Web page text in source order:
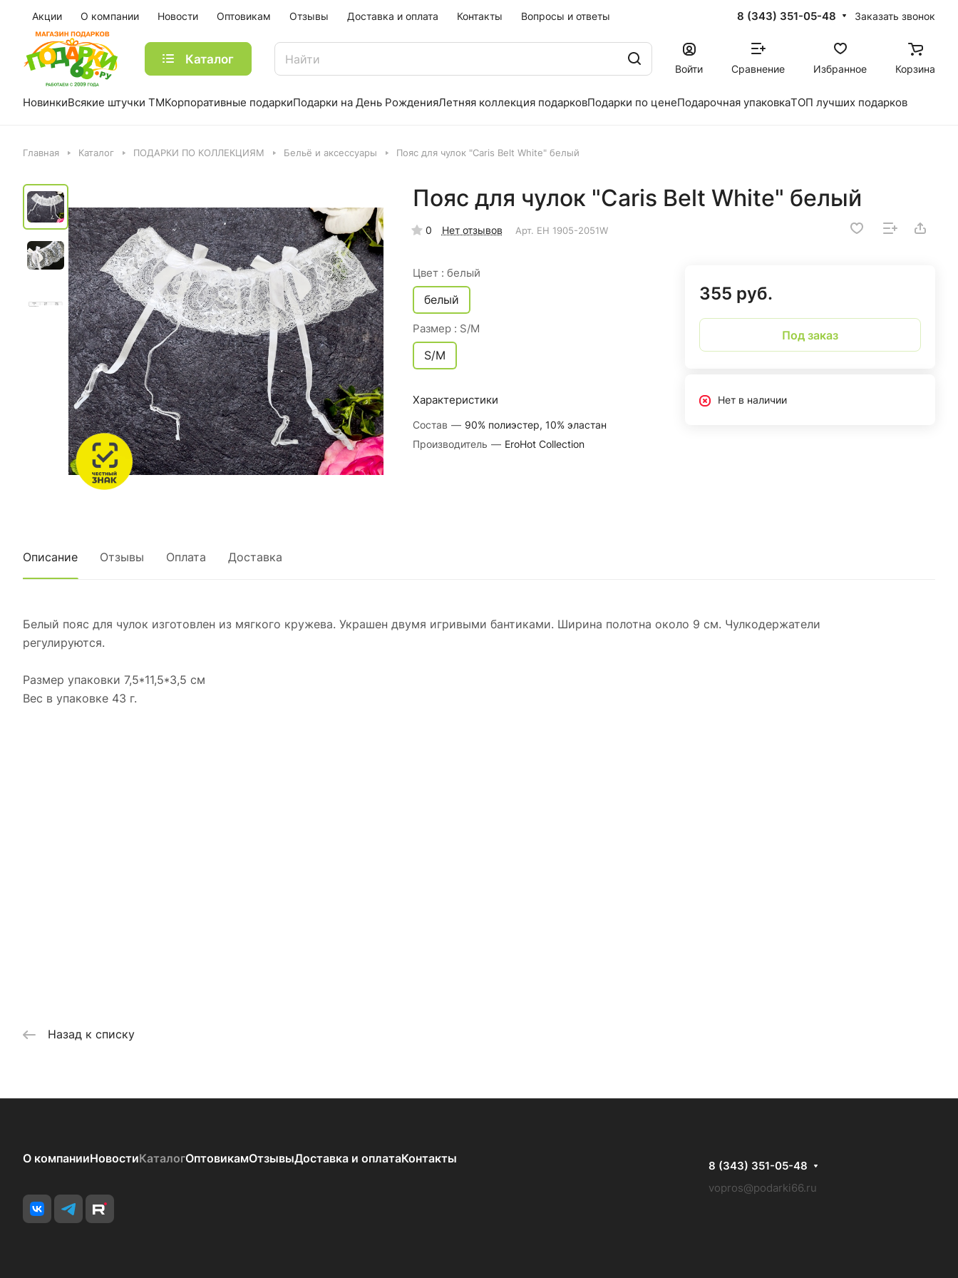
Акции О компании Новости Оптовикам Отзывы Доставка и оплата Контакты Вопросы и ответы 8 (343) 351-05-48 Заказать звонок
Каталог
Войти Сравнение Избранное Корзина
НовинкиВсякие штучки ТМКорпоративные подаркиПодарки на День РожденияЛетняя коллекция подарковПодарки по ценеПодарочная упаковкаТОП лучших подарков
Главная Каталог ПОДАРКИ ПО КОЛЛЕКЦИЯМ Бельё и аксессуары Пояс для чулок "Caris Belt White" белый
Пояс для чулок "Caris Belt White" белый
0 Нет отзывов Арт. EH 1905-2051W
Цвет : белый
белый
Размер : S/M
S/M
Характеристики
Состав — 90% полиэстер, 10% эластан
Производитель — EroHot Collection
355 руб.
Под заказ
Нет в наличии
Описание Отзывы Оплата Доставка
Белый пояс для чулок изготовлен из мягкого кружева. Украшен двумя игривыми бантиками. Ширина полотна около 9 см. Чулкодержатели
регулируются.
Размер упаковки 7,5*11,5*3,5 см
Вес в упаковке 43 г.
Назад к списку
О компанииНовостиКаталогОптовикамОтзывыДоставка и оплатаКонтакты
8 (343) 351-05-48
vopros@podarki66.ru